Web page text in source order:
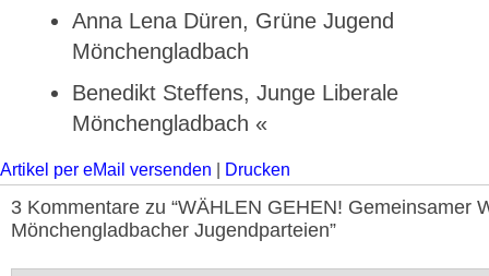
Anna Lena Düren, Grüne Jugend
Mönchengladbach
Benedikt Steffens, Junge Liberale
Mönchengladbach «
Artikel per eMail versenden Drucken
3 Kommentare zu “WÄHLEN GEHEN! Gemeinsamer
Mönchengladbacher Jugendparteien”